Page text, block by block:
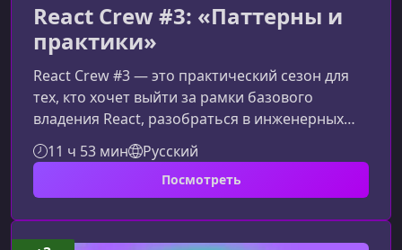
React Crew #3: «Паттерны и
практики»
React Crew #3 — это практический сезон для
тех, кто хочет выйти за рамки базового
владения React, разобраться в инженерных
подходах и научиться применять
современные фронтенд‑паттерны осознанно и
эффективно. Фокус — на архитектуре,
системном мышлении, которые формируют
11 ч 53 мин Русский
Посмотреть